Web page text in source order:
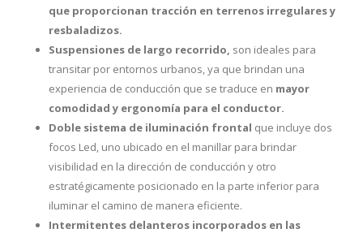
que proporcionan tracción en terrenos irregulares y
resbaladizos.
Suspensiones de largo recorrido, son ideales para
transitar por entornos urbanos, ya que brindan una
experiencia de conducción que se traduce en mayor
comodidad y ergonomía para el conductor.
Doble sistema de iluminación frontal que incluye dos
focos Led, uno ubicado en el manillar para brindar
visibilidad en la dirección de conducción y otro
estratégicamente posicionado en la parte inferior para
iluminar el camino de manera eficiente.
Intermitentes delanteros incorporados en las